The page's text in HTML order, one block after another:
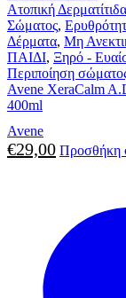
Ατοπική Δερματίτιδα
Σώματος,
Δέρματα, Μη
ΠΑΙΔΙ, Ξηρό -
Περιποίηση
Avene XeraCalm
400ml
Avene
€29,00 Προσθήκη